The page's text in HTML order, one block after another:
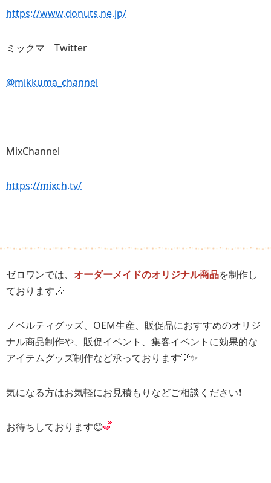
https://www.donuts.ne.jp/
ミックマ Twitter
@mikkuma_channel
MixChannel
https://mixch.tv/
ゼロワンでは、 オーダーメイドのオリジナル商品を制作し
ております🎶
ノベルティグッズ、OEM生産、販促品におすすめのオリジ
ナル商品制作や、販促イベント、集客イベントに効果的な
アイテムグッズ制作など承っております💡✨
気になる方はお気軽にお見積もりなどご相談ください❗️
お待ちしております😊